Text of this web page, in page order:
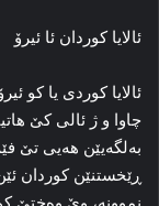
ئالایا کوردان ئا ئیرۆ
ئالایا کوردی یا کو
چاوا و ژ ئالی کێ
ڕێخستنێن کوردان
نموونه‌، وێ وه‌ختێ